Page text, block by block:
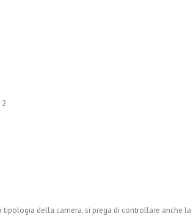
della camera, si prega di controllare anche la